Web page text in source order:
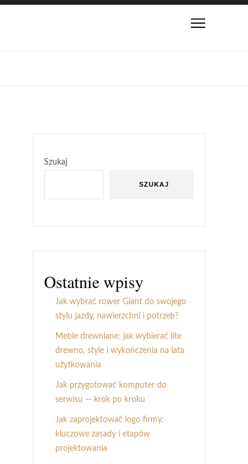
Szukaj
SZUKAJ
Ostatnie wpisy
Jak wybrać rower Giant do swojego
stylu jazdy, nawierzchni i potrzeb?
Meble drewniane: jak wybierać lite
drewno, style i wykończenia na lata
użytkowania
Jak przygotować komputer do
serwisu — krok po kroku
Jak zaprojektować logo firmy:
kluczowe zasady i etapów
projektowania